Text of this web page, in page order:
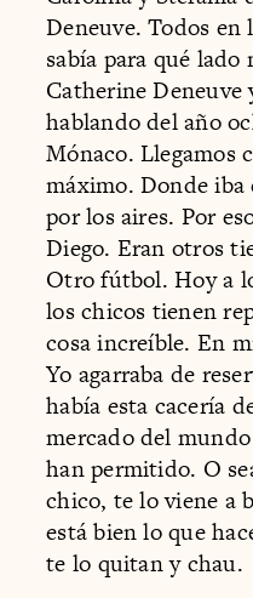
Deneuve. Todos en
sabía para qué lado
Catherine Deneuve
hablando del año
Mónaco. Llegamos
máximo. Donde iba
por los aires. Por
Diego. Eran otros
Otro fútbol. Hoy a
los chicos tienen
cosa increíble. En
Yo agarraba de
había esta cacería
mercado del
han permitido. O
chico, te lo viene a
está bien lo que
te lo quitan y chau.